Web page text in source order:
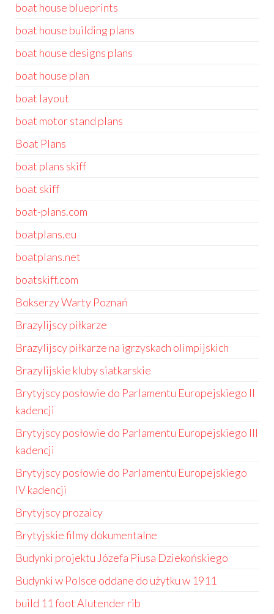
boat house blueprints
boat house building plans
boat house designs plans
boat house plan
boat layout
boat motor stand plans
Boat Plans
boat plans skiff
boat skiff
boat-plans.com
boatplans.eu
boatplans.net
boatskiff.com
Bokserzy Warty Poznań
Brazylijscy piłkarze
Brazylijscy piłkarze na igrzyskach olimpijskich
Brazylijskie kluby siatkarskie
Brytyjscy posłowie do Parlamentu Europejskiego II
kadencji
Brytyjscy posłowie do Parlamentu Europejskiego III
kadencji
Brytyjscy posłowie do Parlamentu Europejskiego
IV kadencji
Brytyjscy prozaicy
Brytyjskie filmy dokumentalne
Budynki projektu Józefa Piusa Dziekońskiego
Budynki w Polsce oddane do użytku w 1911
build 11 foot Alutender rib